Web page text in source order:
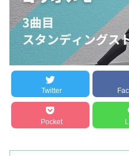
Twitter
Pocket